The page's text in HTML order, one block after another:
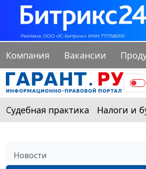
Компания Вакансии
Судебная практика Налоги и
Новости